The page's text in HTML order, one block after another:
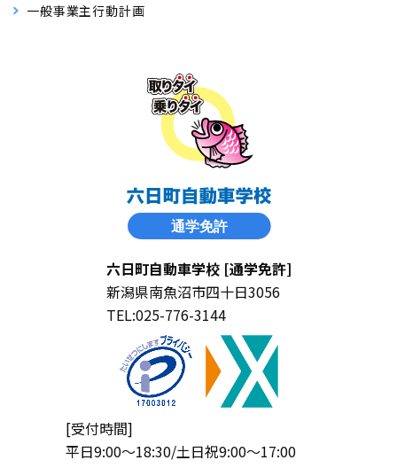
一般事業主行動計画
六日町自動車学校 [通学免許]
新潟県南魚沼市四十日3056
TEL:025-776-3144
[受付時間]
平日9:00〜18:30/土日祝9:00〜17:00